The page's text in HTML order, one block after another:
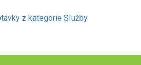
z kategorie Služby